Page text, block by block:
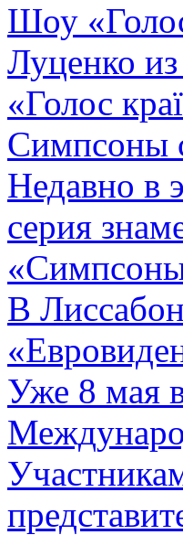
Шоу
Луценко
«Голос
Симпсоны
Недавно в
серия
В
Уже 8 мая